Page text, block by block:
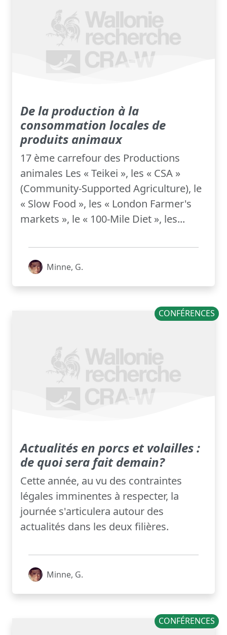
De la production à la
consommation locales de
produits animaux
17 ème carrefour des Productions
animales Les « Teikei », les « CSA »
(Community-Supported Agriculture), le
« Slow Food », les « London Farmer's
markets », le « 100-Mile Diet », les...
Minne, G.
CONFÉRENCES
Actualités en porcs et volailles :
de quoi sera fait demain?
Cette année, au vu des contraintes
légales imminentes à respecter, la
journée s'articulera autour des
actualités dans les deux filières.
Minne, G.
CONFÉRENCES